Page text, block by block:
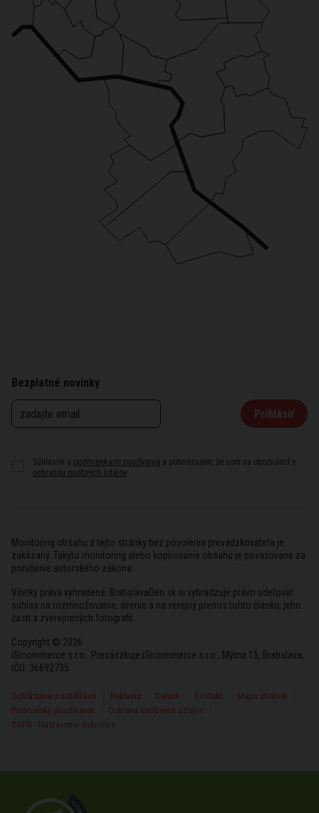
Bezplatné novinky
Prihlásiť
Súhlasím s podmienkami používania a potvrdzujem, že som sa oboznámil s
ochranou osobných údajov
Monitoring obsahu z tejto stránky bez povolenia prevádzkovateľa je
zakázaný. Takýto monitoring alebo kopírovanie obsahu je považované za
porušenie autorského zákona.
Všetky práva vyhradené. BratislavaDen.sk si vyhradzuje právo udeľovať
súhlas na rozmnožovanie, šírenie a na verejný prenos tohto článku, jeho
častí a zverejnených fotografií.
Copyright © 2026
iSicommerce s.r.o.. Prevádzkuje iSicommerce s.r.o., Mýtna 15, Bratislava,
IČO: 36692735
Odhlásenie z notifikácií Reklama Cenník Kontakt
Mapa stránok
Podmienky používania
Ochrana osobných údajov
GDPR - Nastavenie sukromia